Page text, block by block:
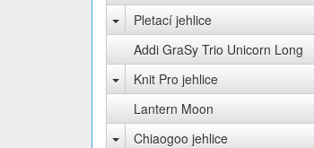
Pletací jehlice
Addi GraSy Trio Unicorn Long
Knit Pro jehlice
Lantern Moon
Chiaogoo jehlice